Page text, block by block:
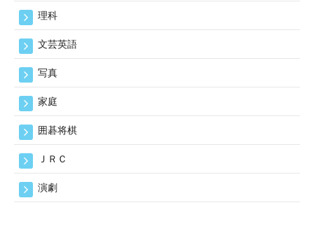
理科
文芸英語
写真
家庭
囲碁将棋
ＪＲＣ
演劇